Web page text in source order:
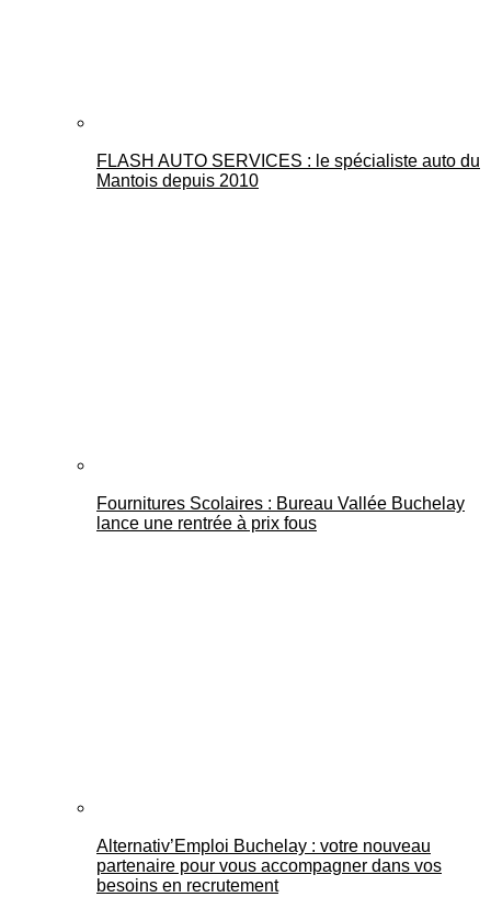
FLASH AUTO SERVICES : le spécialiste auto du
Mantois depuis 2010
Fournitures Scolaires : Bureau Vallée Buchelay
lance une rentrée à prix fous
Alternativ’Emploi Buchelay : votre nouveau
partenaire pour vous accompagner dans vos
besoins en recrutement